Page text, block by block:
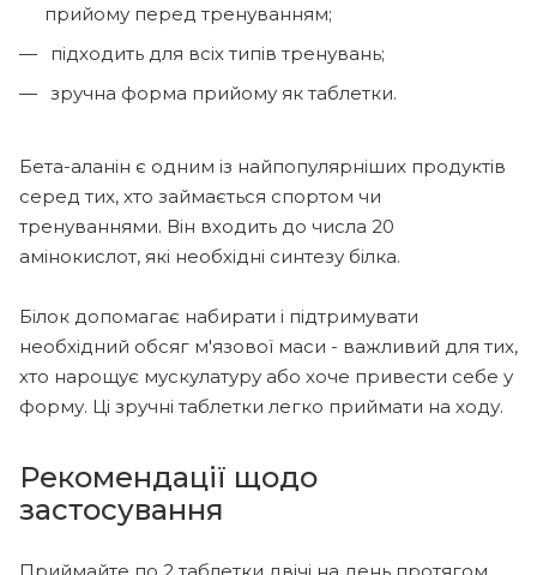
прийому перед тренуванням;
підходить для всіх типів тренувань;
зручна форма прийому як таблетки.
Бета-аланін є одним із найпопулярніших продуктів
серед тих, хто займається спортом чи
тренуваннями. Він входить до числа 20
амінокислот, які необхідні синтезу білка.
Білок допомагає набирати і підтримувати
необхідний обсяг м'язової маси - важливий для тих,
хто нарощує мускулатуру або хоче привести себе у
форму. Ці зручні таблетки легко приймати на ходу.
Рекомендації щодо
застосування